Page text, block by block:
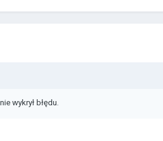
wykrył błędu.